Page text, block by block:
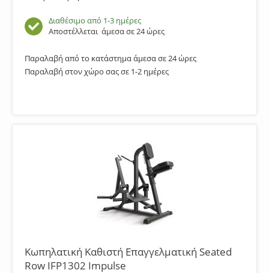
Διαθέσιμο από 1-3 ημέρες
Αποστέλλεται άμεσα σε 24 ώρες
Παραλαβή από το κατάστημα άμεσα σε 24 ώρες
Παραλαβή στον χώρο σας σε 1-2 ημέρες
Κωπηλατική Καθιστή Επαγγελματική Seated
Row IFP1302 Impulse